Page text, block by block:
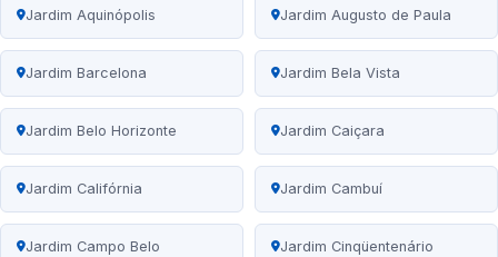
Jardim Aquinópolis Jardim Augusto de Paula
Jardim Barcelona Jardim Bela Vista
Jardim Belo Horizonte Jardim Caiçara
Jardim Califórnia Jardim Cambuí
Jardim Campo Belo Jardim Cinqüentenário